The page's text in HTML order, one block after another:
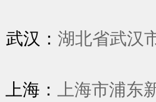
武汉： 湖北省武汉
上海：
上海市